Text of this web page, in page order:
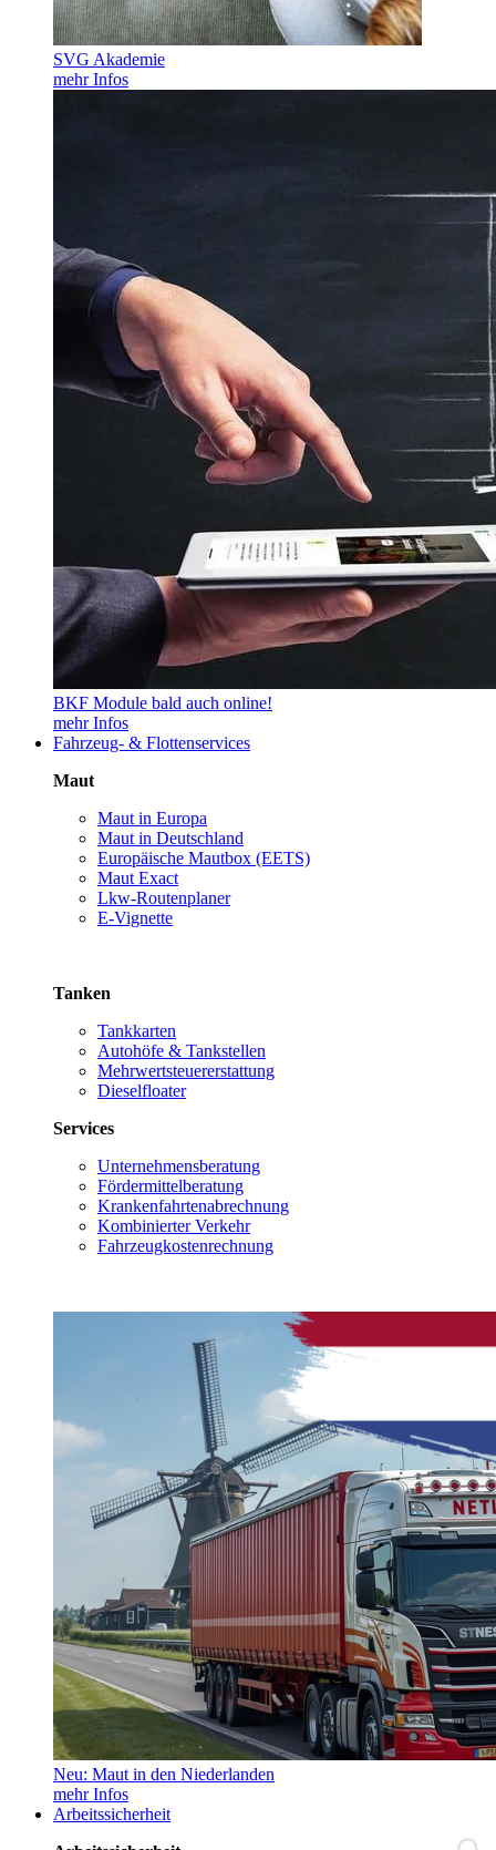
SVG Akademie
mehr Infos
BKF Module bald auch online!
mehr Infos
Fahrzeug- & Flottenservices
Maut
Maut in Europa
Maut in Deutschland
Europäische Mautbox (EETS)
Maut Exact
Lkw-Routenplaner
E-Vignette
Tanken
Tankkarten
Autohöfe & Tankstellen
Mehrwertsteuererstattung
Dieselfloater
Services
Unternehmensberatung
Fördermittelberatung
Krankenfahrtenabrechnung
Kombinierter Verkehr
Fahrzeugkostenrechnung
Neu: Maut in den Niederlanden
mehr Infos
Arbeitssicherheit